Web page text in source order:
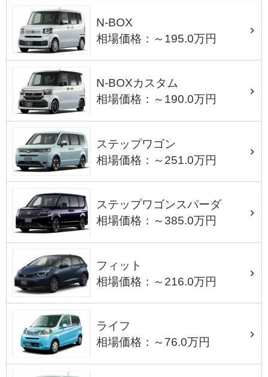
N-BOX
相場価格：～195.0万円
N-BOXカスタム
相場価格：～190.0万円
ステップワゴン
相場価格：～251.0万円
ステップワゴンスパーダ
相場価格：～385.0万円
フィット
相場価格：～216.0万円
ライフ
相場価格：～76.0万円